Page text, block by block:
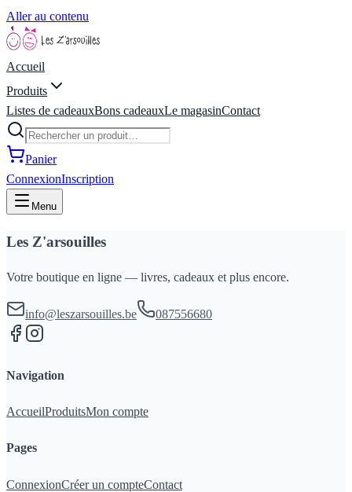
Aller au contenu
Accueil
Produits
Listes de cadeauxBons cadeauxLe magasinContact
Panier
ConnexionInscription
Menu
Les Z'arsouilles
Votre boutique en ligne — livres, cadeaux et plus encore.
info@leszarsouilles.be 087556680
Navigation
AccueilProduitsMon compte
Pages
ConnexionCréer un compteContact